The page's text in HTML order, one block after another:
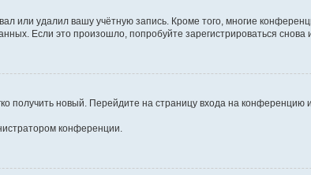
или удалил вашу учётную запись. Кроме того, многие
Если это произошло, попробуйте зарегистрироваться снова и
получить новый. Перейдите на страницу входа на конференцию
конференции.